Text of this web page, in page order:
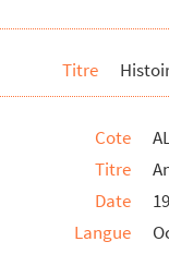
Titre
Cote
Titre
Date
Langue